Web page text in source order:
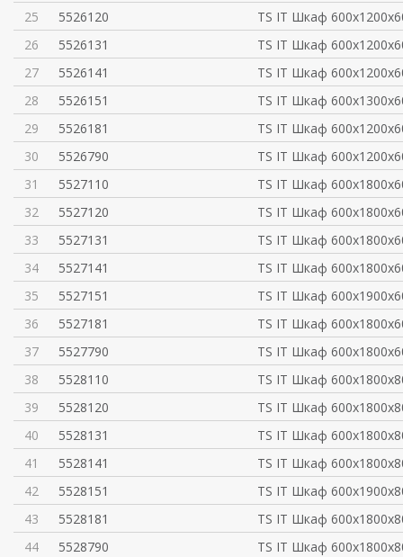
25
5526120
TS IT Шкаф
26
5526131
TS IT Шкаф
27
5526141
TS IT Шкаф
28
5526151
TS IT Шкаф
29
5526181
TS IT Шкаф
30
5526790
TS IT Шкаф
31
5527110
TS IT Шкаф
32
5527120
TS IT Шкаф
33
5527131
TS IT Шкаф
34
5527141
TS IT Шкаф
35
5527151
TS IT Шкаф
36
5527181
TS IT Шкаф
37
5527790
TS IT Шкаф
38
5528110
TS IT Шкаф
39
5528120
TS IT Шкаф
40
5528131
TS IT Шкаф
41
5528141
TS IT Шкаф
42
5528151
TS IT Шкаф
43
5528181
TS IT Шкаф
44
5528790
TS IT Шкаф